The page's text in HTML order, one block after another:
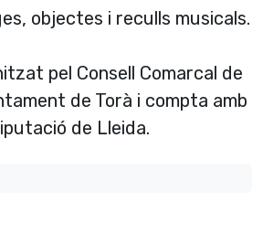
objectes i reculls musicals.
pel Consell Comarcal de
de Torà i compta amb
de Lleida.